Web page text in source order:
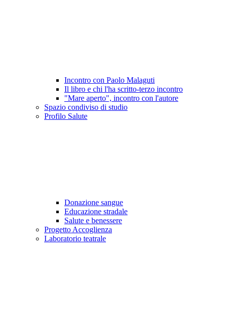
Incontro con Paolo Malaguti
Il libro e chi l'ha scritto-terzo incontro
"Mare aperto", incontro con l'autore
Spazio condiviso di studio
Profilo Salute
Donazione sangue
Educazione stradale
Salute e benessere
Progetto Accoglienza
Laboratorio teatrale